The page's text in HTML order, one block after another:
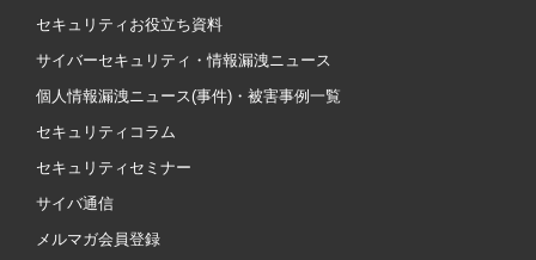
セキュリティお役立ち資料
サイバーセキュリティ・情報漏洩ニュース
個人情報漏洩ニュース(事件)・被害事例一覧
セキュリティコラム
セキュリティセミナー
サイバ通信
メルマガ会員登録